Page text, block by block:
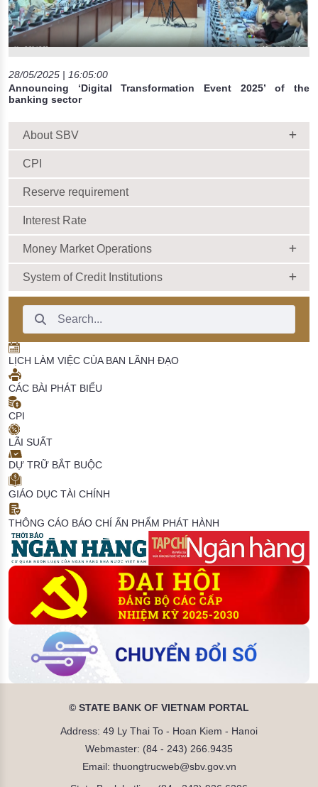
28/05/2025 | 16:05:00
Announcing ‘Digital Transformation Event 2025’ of the
banking sector
About SBV
CPI
Reserve requirement
Interest Rate
Money Market Operations
System of Credit Institutions
Search Bar
LỊCH LÀM VIỆC CỦA BAN LÃNH ĐẠO
CÁC BÀI PHÁT BIỂU
CPI
LÃI SUẤT
DỰ TRỮ BẮT BUỘC
GIÁO DỤC TÀI CHÍNH
THÔNG CÁO BÁO CHÍ ẤN PHẨM PHÁT HÀNH
© STATE BANK OF VIETNAM PORTAL
Address: 49 Ly Thai To - Hoan Kiem - Hanoi
Webmaster: (84 - 243) 266.9435
Email: thuongtrucweb@sbv.gov.vn